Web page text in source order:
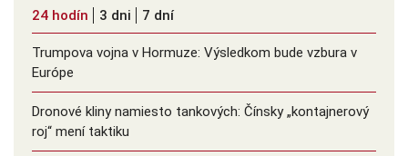
24 hodín 3 dni 7 dní
Trumpova vojna v Hormuze: Výsledkom bude vzbura v
Európe
Dronové kliny namiesto tankových: Čínsky ️„kontajnerový
roj“ mení taktiku